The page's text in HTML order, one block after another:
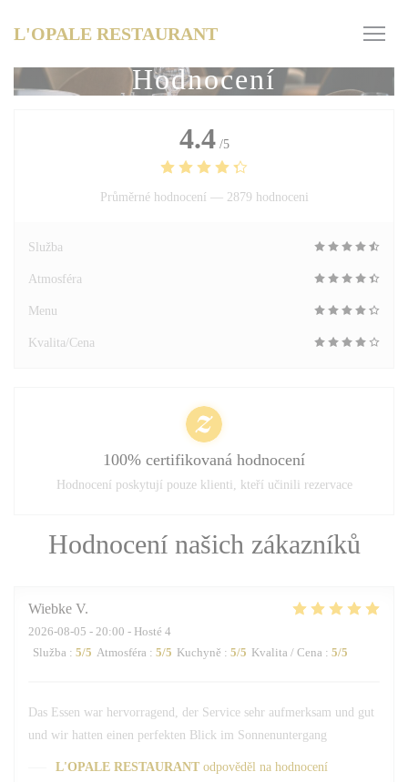
L'OPALE RESTAURANT
Hodnocení
Hodnocení našich zákazníků
Wiebke V
2026-08-05 - 20:00 - Hosté 4
Služba : 5/5 Atmosféra : 5/5 Kuchyně : 5/5 Kvalita / Cena : 5/5
Das Essen war hervorragend, der Service sehr aufmerksam und gut
und wir hatten einen perfekten Blick im Sonnenuntergang
L'OPALE RESTAURANT odpověděl na hodnocení
4.4 /5
Průměrné hodnocení — 2879 hodnoceni
Služba
Atmosféra
Menu
Kvalita/Cena
100% certifikovaná hodnocení
Hodnocení poskytují pouze klienti, kteří učinili rezervace